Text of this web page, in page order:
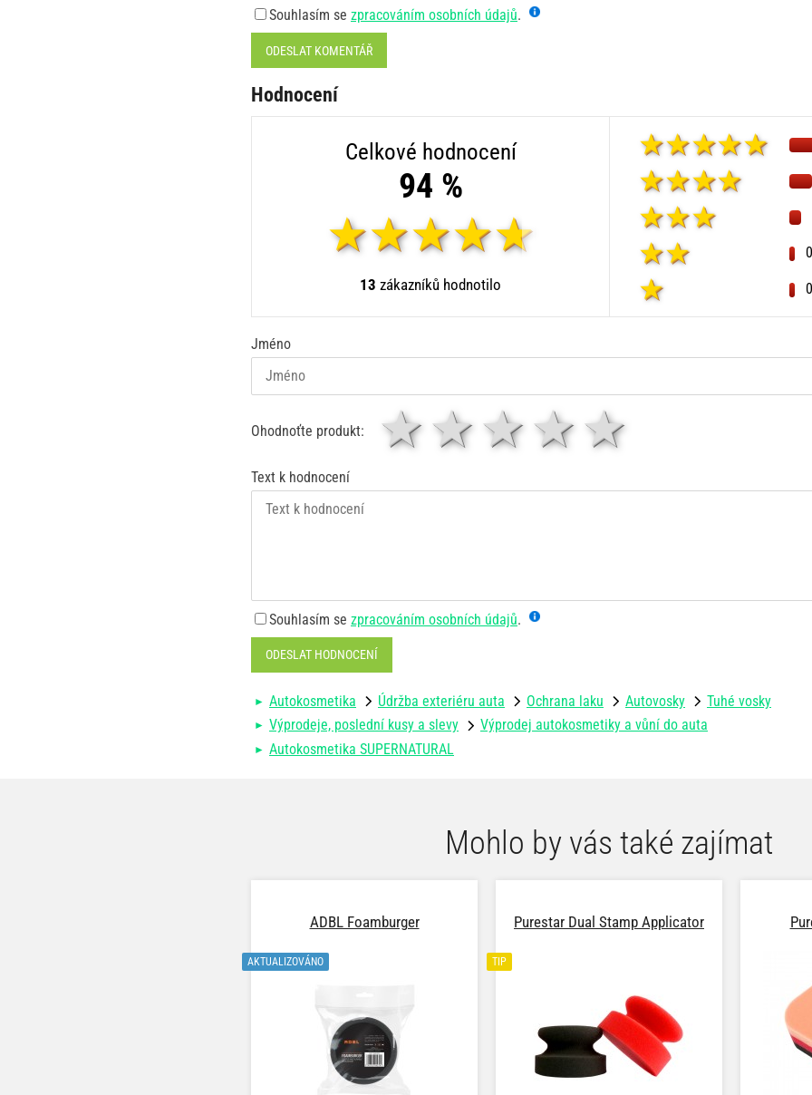
Souhlasím se zpracováním osobních údajů.
ODESLAT KOMENTÁŘ
Hodnocení
Celkové hodnocení
94 %
13 zákazníků hodnotilo
Jméno
Ohodnoťte produkt: 4 hvězdy
3 hvězdy
2 hvězdy
1 hvězda
Text k hodnocení
Souhlasím se zpracováním osobních údajů.
ODESLAT HODNOCENÍ
Autokosmetika Údržba exteriéru auta Ochrana laku Autovosky
Tuhé vosky
Výprodeje, poslední kusy a slevy
Výprodej autokosmetiky a vůní do auta
Autokosmetika SUPERNATURAL
Mohlo by vás také zajímat
ADBL Foamburger
AKTUALIZOVÁNO
Purestar Dual Stamp Applicator
TIP